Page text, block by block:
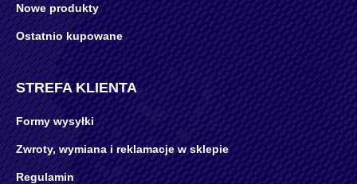
Nowe produkty
Ostatnio kupowane
STREFA KLIENTA
Formy wysyłki
Zwroty, wymiana i reklamacje w sklepie
Regulamin